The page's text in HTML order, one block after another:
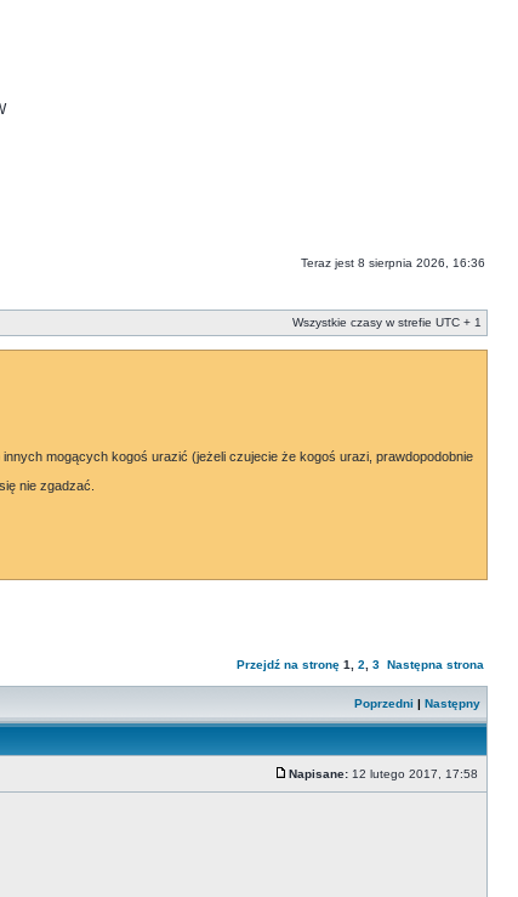
Teraz jest 8 sierpnia 2026, 16:36
Wszystkie czasy w strefie UTC + 1
mogących kogoś urazić (jeżeli czujecie że kogoś urazi, prawdopodobnie
nie zgadzać.
Przejdź na stronę 1 2 3 Następna strona
Poprzedni | Następny
Napisane: 12 lutego 2017, 17:58